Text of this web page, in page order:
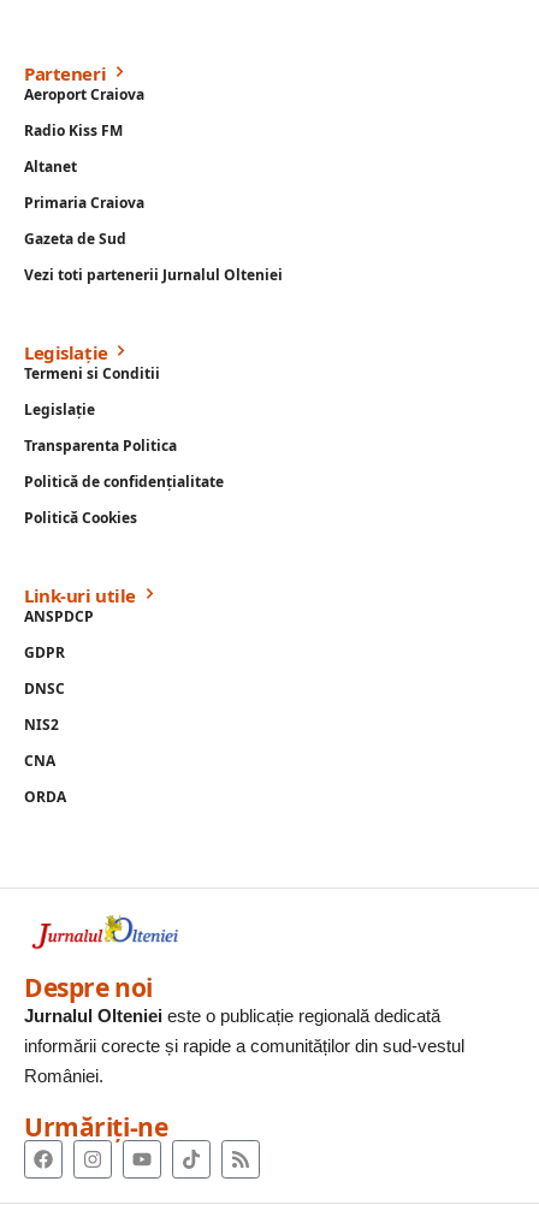
Parteneri
Aeroport Craiova
Radio Kiss FM
Altanet
Primaria Craiova
Gazeta de Sud
Vezi toti partenerii Jurnalul Olteniei
Legislație
Termeni si Conditii
Legislație
Transparenta Politica
Politică de confidențialitate
Politică Cookies
Link-uri utile
ANSPDCP
GDPR
DNSC
NIS2
CNA
ORDA
Despre noi
Jurnalul Olteniei este o publicație regională dedicată
informării corecte și rapide a comunităților din sud-vestul
României.
Urmăriți-ne